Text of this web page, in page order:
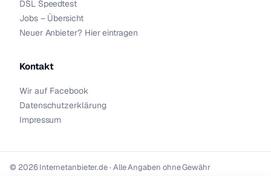
DSL Speedtest
Jobs – Übersicht
Neuer Anbieter? Hier eintragen
Kontakt
Wir auf Facebook
Datenschutzerklärung
Impressum
© 2026 Internetanbieter.de · Alle Angaben ohne Gewähr